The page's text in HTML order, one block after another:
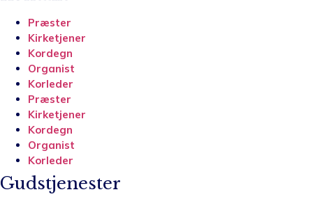
Præster
Kirketjener
Kordegn
Organist
Korleder
Præster
Kirketjener
Kordegn
Organist
Korleder
Gudstjenester